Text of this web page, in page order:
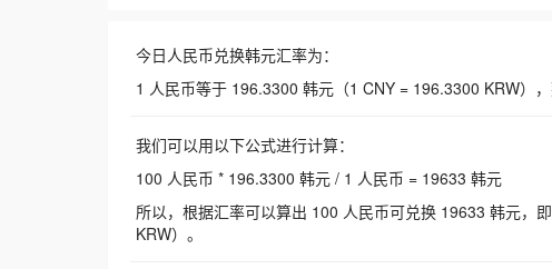
今日人民币兑换韩元汇率为：
1 人民币等于 196.3300 韩元（1 CNY = 196.3300 KRW）
我们可以用以下公式进行计算：
100 人民币 * 196.3300 韩元 / 1 人民币 = 19633 韩元
所以，根据汇率可以算出 100 人民币可兑换 19633 韩元，
KRW）。